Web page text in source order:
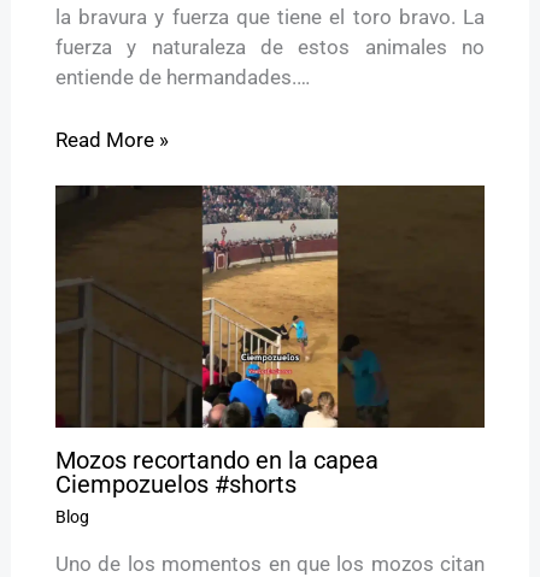
la bravura y fuerza que tiene el toro bravo. La
fuerza y naturaleza de estos animales no
entiende de hermandades.…
Read More »
Mozos recortando en la capea
Ciempozuelos #shorts
Blog
Uno de los momentos en que los mozos citan